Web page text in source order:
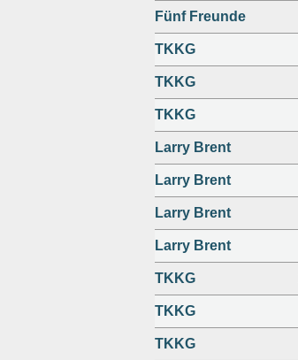
Fünf Freunde
TKKG
TKKG
TKKG
Larry Brent
Larry Brent
Larry Brent
Larry Brent
TKKG
TKKG
TKKG